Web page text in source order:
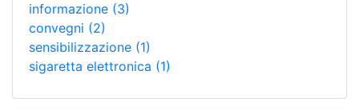
informazione (3)
convegni (2)
sensibilizzazione (1)
sigaretta elettronica (1)